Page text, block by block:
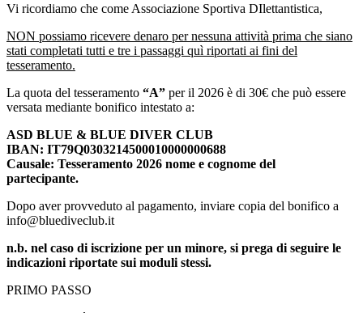
Vi ricordiamo che come Associazione Sportiva DIlettantistica,
NON possiamo ricevere denaro per nessuna attività prima che siano
stati completati tutti e tre i passaggi quì riportati ai fini del
tesseramento.
La quota del tesseramento “A” per il 2026 è di 30€ che può essere
versata mediante bonifico intestato a:
ASD BLUE & BLUE DIVER CLUB
IBAN: IT79Q0303214500010000000688
Causale: Tesseramento 2026 nome e cognome del
partecipante.
Dopo aver provveduto al pagamento, inviare copia del bonifico a
info@bluediveclub.it
n.b. nel caso di iscrizione per un minore, si prega di seguire le
indicazioni riportate sui moduli stessi.
PRIMO PASSO